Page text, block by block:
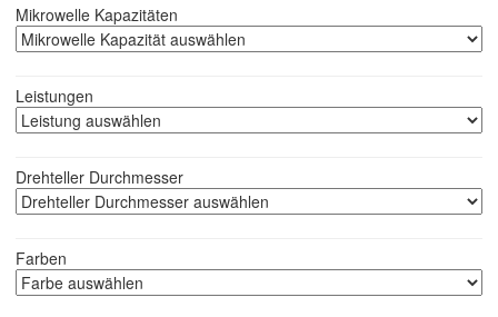
Mikrowelle Kapazitäten
Leistungen
Drehteller Durchmesser
Farben